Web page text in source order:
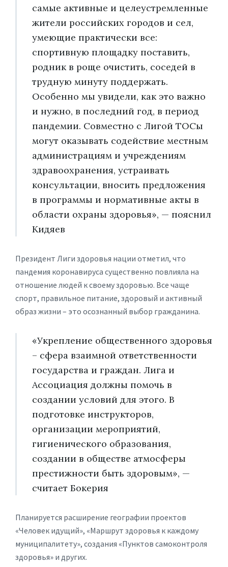
самые активные и целеустремленные
жители российских городов и сел,
умеющие практически все:
спортивную площадку поставить,
родник в роще очистить, соседей в
трудную минуту поддержать.
Особенно мы увидели, как это важно
и нужно, в последний год, в период
пандемии. Совместно с Лигой ТОСы
могут оказывать содействие местным
администрациям и учреждениям
здравоохранения, устраивать
консультации, вносить предложения
в программы и нормативные акты в
области охраны здоровья», — пояснил
Кидяев
Президент Лиги здоровья нации отметил, что
пандемия коронавируса существенно повлияла на
отношение людей к своему здоровью. Все чаще
спорт, правильное питание, здоровый и активный
образ жизни – это осознанный выбор гражданина.
«Укрепление общественного здоровья
– сфера взаимной ответственности
государства и граждан. Лига и
Ассоциация должны помочь в
создании условий для этого. В
подготовке инструкторов,
организации мероприятий,
гигиенического образования,
создании в обществе атмосферы
престижности быть здоровым», —
считает Бокерия
Планируется расширение географии проектов
«Человек идущий», «Маршрут здоровья к каждому
муниципалитету», создания «Пунктов самоконтроля
здоровья» и других.